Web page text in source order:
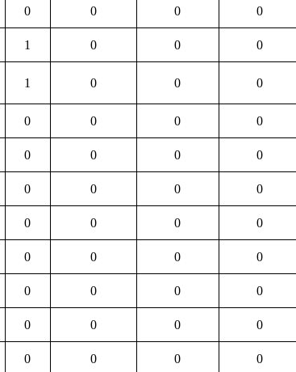
0 0 0 0
1 0 0 0
1 0 0 0
0 0 0 0
0 0 0 0
0 0 0 0
0 0 0 0
0 0 0 0
0 0 0 0
0 0 0 0
0 0 0 0